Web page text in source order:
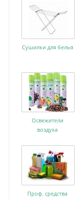
Cушилки для белья
Освежители
воздуха
Проф. средства